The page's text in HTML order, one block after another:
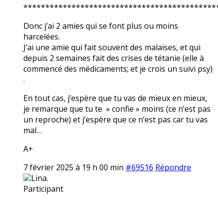
Donc j’ai 2 amies qui se font plus ou moins
harcelées.
J’ai une amie qui fait souvent des malaises, et qui
depuis 2 semaines fait des crises de tétanie (elle à
commencé des médicaments; et je crois un suivi psy)
.
En tout cas, j’espère que tu vas de mieux en mieux,
je remarque que tu te » confie » moins (ce n’est pas
un reproche) et j’espère que ce n’est pas car tu vas
mal…
A+
7 février 2025 à 19 h 00 min #69516 Répondre
Lina.
Participant